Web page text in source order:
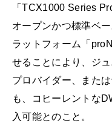
「TCX1000 Series
オープンかつ標準ベ
ラットフォーム「
せることにより、ジ
プロバイダー、また
も、コヒーレントな
入可能とのこと。